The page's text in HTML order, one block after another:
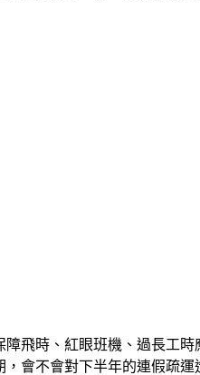
飛時、紅眼班機、過長工
會不會對下半年的連假疏運